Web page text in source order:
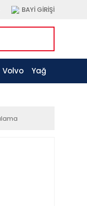
BAYİ GİRİŞİ
Volvo Yağ